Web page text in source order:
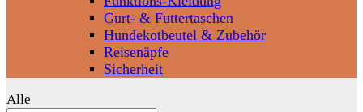
Gurt- & Futtertaschen
Hundekotbeutel & Zubehör
Reisenäpfe
Sicherheit
Alle